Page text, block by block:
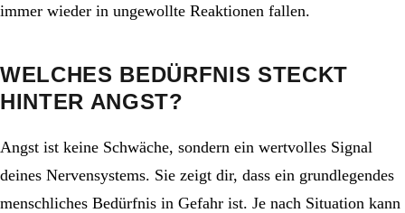
immer wieder in ungewollte Reaktionen fallen.
WELCHES BEDÜRFNIS STECKT
HINTER ANGST?
Angst ist keine Schwäche, sondern ein wertvolles Signal
deines Nervensystems. Sie zeigt dir, dass ein grundlegendes
menschliches Bedürfnis in Gefahr ist. Je nach Situation kann